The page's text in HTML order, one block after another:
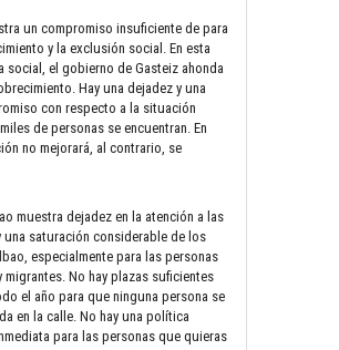
un compromiso insuficiente de para
y la exclusión social. En esta
social, el gobierno de Gasteiz ahonda
Hay una dejadez y una
con respecto a la situación
de personas se encuentran. En
no mejorará, al contrario, se
muestra dejadez en la atención a las
una saturación considerable de los
especialmente para las personas
No hay plazas suficientes
el año para que ninguna persona se
en la calle. No hay una política
para las personas que quieras